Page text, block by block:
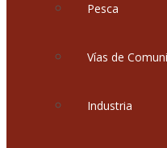
Pesca
Vías de
Industria